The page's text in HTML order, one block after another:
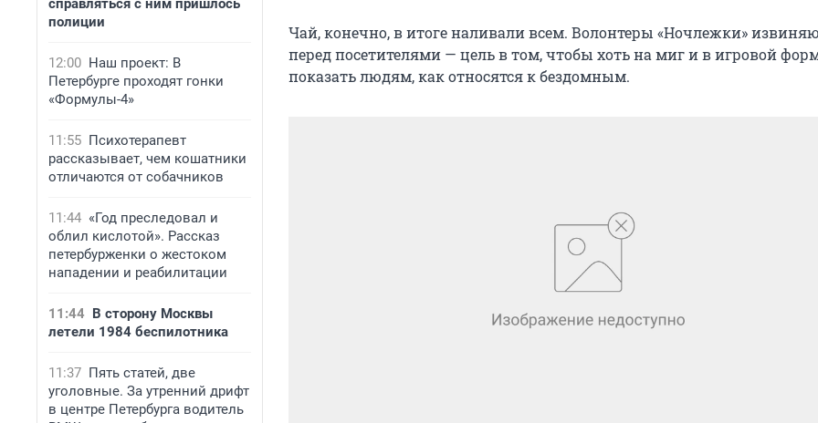
справляться с ним пришлось
полиции
12:00 Наш проект: В
Петербурге проходят гонки
«Формулы-4»
11:55 Психотерапевт
рассказывает, чем кошатники
отличаются от собачников
11:44 «Год преследовал и
облил кислотой». Рассказ
петербурженки о жестоком
нападении и реабилитации
11:44 В сторону Москвы
летели 1984 беспилотника
11:37 Пять статей, две
уголовные. За утренний дрифт
в центре Петербурга водитель
Чай, конечно, в итоге наливали всем. Волонтеры «Ночлежки»
перед посетителями — цель в том, чтобы хоть на миг и в игровой
показать людям, как относятся к бездомным.